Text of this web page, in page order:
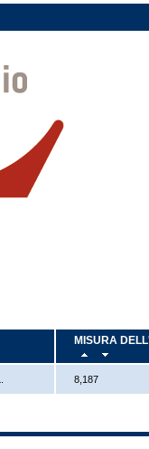
MISURA
8,187